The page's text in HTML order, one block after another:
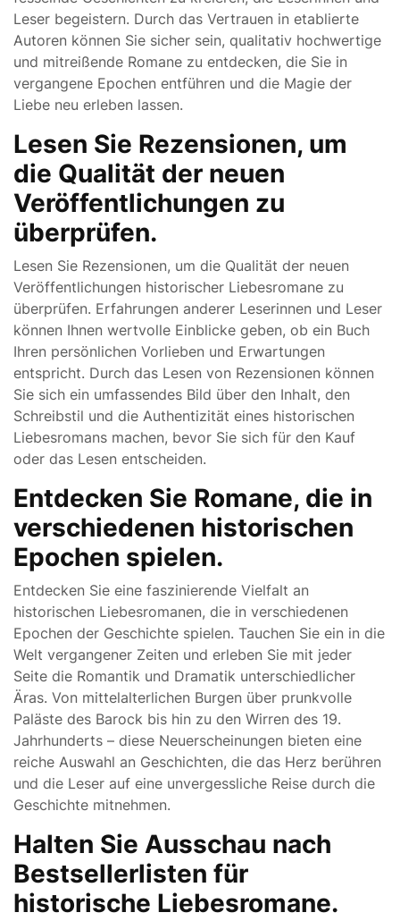
Leser begeistern. Durch das Vertrauen in etablierte
Autoren können Sie sicher sein, qualitativ hochwertige
und mitreißende Romane zu entdecken, die Sie in
vergangene Epochen entführen und die Magie der
Liebe neu erleben lassen.
Lesen Sie Rezensionen, um
die Qualität der neuen
Veröffentlichungen zu
überprüfen.
Lesen Sie Rezensionen, um die Qualität der neuen
Veröffentlichungen historischer Liebesromane zu
überprüfen. Erfahrungen anderer Leserinnen und Leser
können Ihnen wertvolle Einblicke geben, ob ein Buch
Ihren persönlichen Vorlieben und Erwartungen
entspricht. Durch das Lesen von Rezensionen können
Sie sich ein umfassendes Bild über den Inhalt, den
Schreibstil und die Authentizität eines historischen
Liebesromans machen, bevor Sie sich für den Kauf
oder das Lesen entscheiden.
Entdecken Sie Romane, die in
verschiedenen historischen
Epochen spielen.
Entdecken Sie eine faszinierende Vielfalt an
historischen Liebesromanen, die in verschiedenen
Epochen der Geschichte spielen. Tauchen Sie ein in die
Welt vergangener Zeiten und erleben Sie mit jeder
Seite die Romantik und Dramatik unterschiedlicher
Äras. Von mittelalterlichen Burgen über prunkvolle
Paläste des Barock bis hin zu den Wirren des 19.
Jahrhunderts – diese Neuerscheinungen bieten eine
reiche Auswahl an Geschichten, die das Herz berühren
und die Leser auf eine unvergessliche Reise durch die
Geschichte mitnehmen.
Halten Sie Ausschau nach
Bestsellerlisten für
historische Liebesromane.